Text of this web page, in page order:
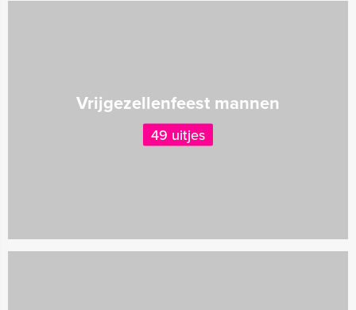
Vrijgezellenfeest mannen
49 uitjes